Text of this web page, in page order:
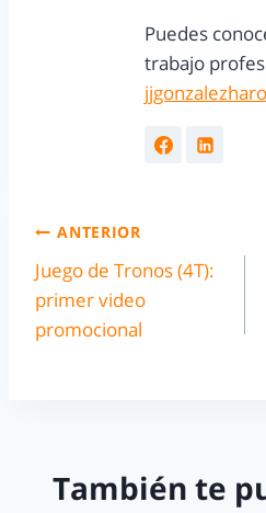
Puedes
trabajo
ANTERIOR
Juego de Tronos (4T):
primer video
promocional
También te